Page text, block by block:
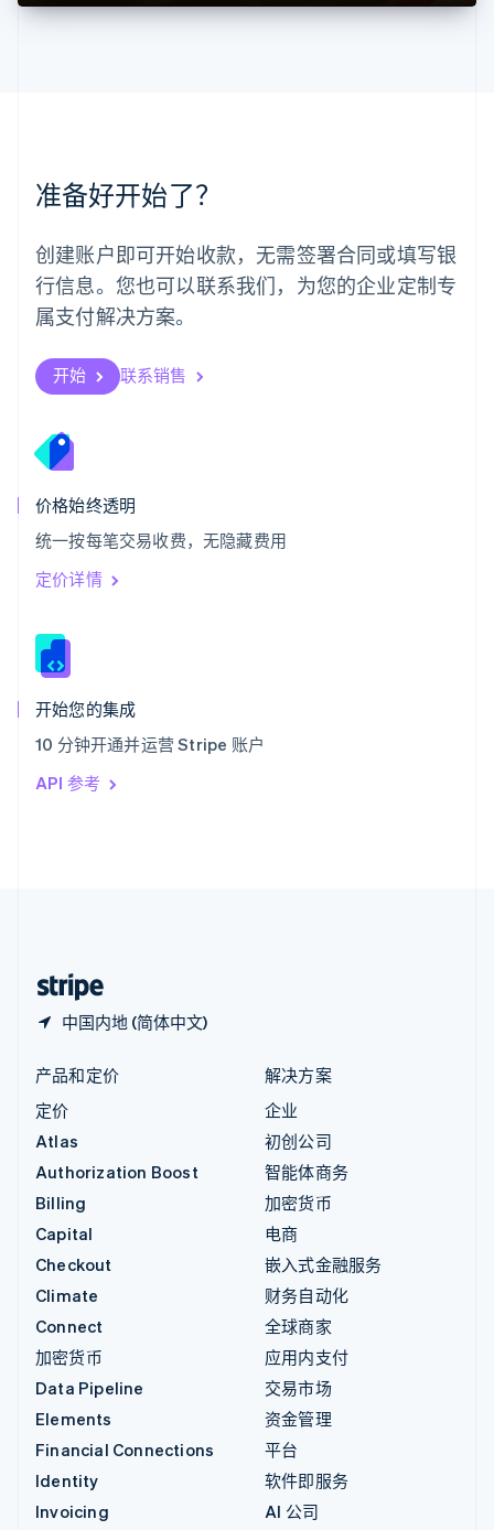
准备好开始了？
创建账户即可开始收款，无需签署合同或填写银
行信息。您也可以联系我们，为您的企业定制专
属支付解决方案。
开始 联系销售
价格始终透明
统一按每笔交易收费，无隐藏费用
定价详情
开始您的集成
10 分钟开通并运营 Stripe 账户
API 参考
中国内地 (简体中文)
美国
日本
日本語English
SvenskaEnglish
瑞士
DeutschFrançais ItalianoEnglish
塞浦路斯
斯洛伐克
English
English
泰国
ไทย
希腊
English
西班牙
Español
新加坡
新西兰
匈牙利
English
ItalianoEnglish
印度
English
产品和定价
定价
Atlas
Authorization Boost
Billing
Capital
Checkout
Climate
Connect
加密货币
Data Pipeline
Elements
Financial Connections
Identity
Invoicing
解决方案
企业
初创公司
智能体商务
加密货币
电商
嵌入式金融服务
财务自动化
全球商家
应用内支付
交易市场
资金管理
平台
软件即服务
AI 公司